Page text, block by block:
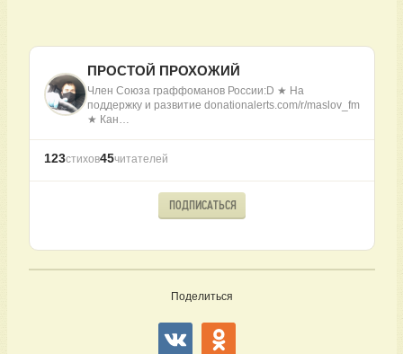
ПРОСТОЙ ПРОХОЖИЙ
Член Союза граффоманов России:D ★ На
поддержку и развитие donationalerts.com/r/maslov_fm
★ Кан…
123стихов45читателей
ПОДПИСАТЬСЯ
Поделиться